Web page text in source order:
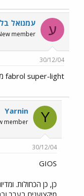
ע עמנואל
member
30/12/04
fabrol super-light מכירים? 6.2 ק"ג!
Y
Yarnin
member
30/12/04
GIOS
כן, כן הכחולות.